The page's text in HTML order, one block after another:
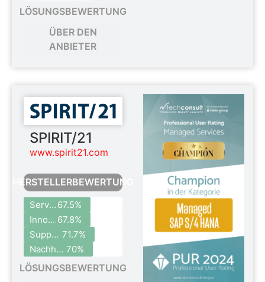
LÖSUNGSBEWERTUNG
ÜBER DEN
ANBIETER
SPIRIT/21
www.spirit21.com
HERSTELLERBEWERTUNG
LÖSUNGSBEWERTUNG
Serviceportfolio 67.5%
Innovationen 67.8%
Support 71.7%
Nachhaltigkeit 70%